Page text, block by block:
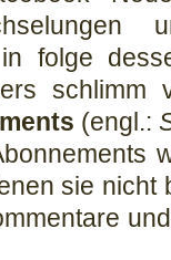
folge
(engl.:
sie nicht